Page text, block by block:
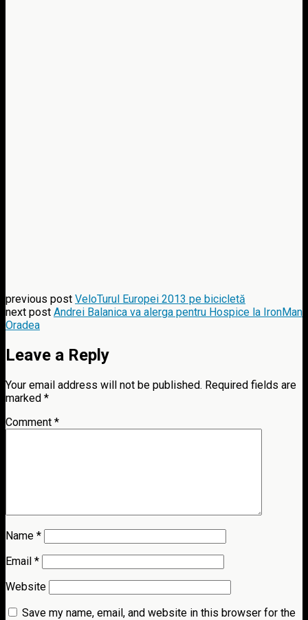
previous post VeloTurul Europei 2013 pe bicicletă
next post Andrei Balanica va alerga pentru Hospice la IronMan
Oradea
Leave a Reply
Your email address will not be published. Required fields are
marked *
Comment *
Name *
Email *
Website
Save my name, email, and website in this browser for the